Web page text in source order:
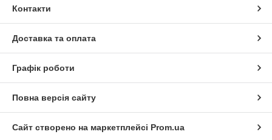
Контакти
Доставка та оплата
Графік роботи
Повна версія сайту
Сайт створено на маркетплейсі Prom.ua